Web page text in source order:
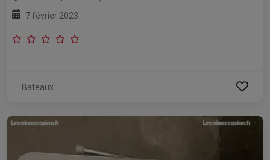
7 février 2023
Bateaux